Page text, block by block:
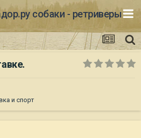
собаки - ретриверы
и спорт